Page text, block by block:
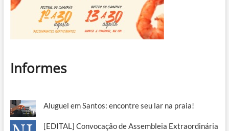
Informes
Aluguel em Santos: encontre seu lar na praia!
[EDITAL] Convocação de Assembleia Extraordinária